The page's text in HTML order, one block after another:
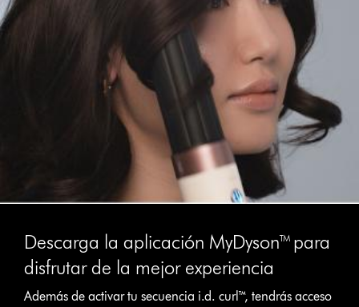
Descarga la aplicación MyDyson™ para
disfrutar de la mejor experiencia
Además de activar tu secuencia i.d. curl™, tendrás acceso